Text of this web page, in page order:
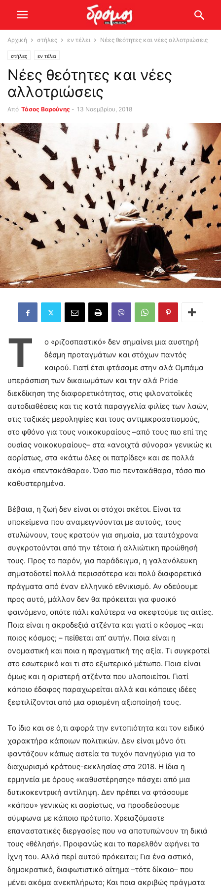
Αρχική στήλες εν τέλει Νέες θεότητες και νέες αλλοτριώσεις
στήλες εν τέλει
Νέες θεότητες και νέες
αλλοτριώσεις
Από Τάσος Βαρούνης - 13 Νοεμβρίου, 2018
Τ
ο «ριζοσπαστικό» δεν σημαίνει μια αυστηρή
δέσμη προταγμάτων και στόχων παντός
καιρού. Γιατί έτσι φτάσαμε στην αλά Ομπάμα
υπεράσπιση των δικαιωμάτων και την αλά Pride
διεκδίκηση της διαφορετικότητας, στις φιλονατοϊκές
αυτοδιαθέσεις και τις κατά παραγγελία φιλίες των λαών,
στις ταξικές μεροληψίες και τους αντιμικροαστισμούς,
στο φθόνο για τους νοικοκυραίους –από τους πιο επί της
ουσίας νοικοκυραίους– στα «ανοιχτά σύνορα» γενικώς κι
αορίστως, στα «κάτω όλες οι πατρίδες» και σε πολλά
ακόμα «πεντακάθαρα». Όσο πιο πεντακάθαρα, τόσο πιο
καθυστερημένα.
Βέβαια, η ζωή δεν είναι οι στόχοι σκέτοι. Είναι τα
υποκείμενα που αναμειγνύονται με αυτούς, τους
στυλώνουν, τους κρατούν για σημαία, μα ταυτόχρονα
συγκροτούνται από την τέτοια ή αλλιώτικη προώθησή
τους. Προς το παρόν, για παράδειγμα, η γαλανόλευκη
σηματοδοτεί πολλά περισσότερα και πολύ διαφορετικά
πράγματα από έναν ελληνικό εθνικισμό. Αν οδεύουμε
προς αυτό, μάλλον δεν θα πρόκειται για φυσικό
φαινόμενο, οπότε πάλι καλύτερα να σκεφτούμε τις αιτίες.
Ποια είναι η ακροδεξιά ατζέντα και γιατί ο κόσμος –και
ποιος κόσμος; – πείθεται απ’ αυτήν. Ποια είναι η
ονομαστική και ποια η πραγματική της αξία. Τι συγκροτεί
στο εσωτερικό και τι στο εξωτερικό μέτωπο. Ποια είναι
όμως και η αριστερή ατζέντα που υλοποιείται. Γιατί
κάποιο έδαφος παραχωρείται αλλά και κάποιες ιδέες
ξεφτιλίζονται από μια ορισμένη αξιοποίησή τους.
Το ίδιο και σε ό,τι αφορά την εντοπιότητα και τον ειδικό
χαρακτήρα κάποιων πολιτικών. Δεν είναι μόνο ότι
φαντάζουν κάπως αστεία τα τυχόν πανηγύρια για το
διαχωρισμό κράτους-εκκλησίας στα 2018. Η ίδια η
ερμηνεία με όρους «καθυστέρησης» πάσχει από μια
δυτικοκεντρική αντίληψη. Δεν πρέπει να φτάσουμε
«κάπου» γενικώς κι αορίστως, να προοδεύσουμε
σύμφωνα με κάποιο πρότυπο. Χρειαζόμαστε
επαναστατικές διεργασίες που να αποτυπώνουν τη δικιά
τους «θέλησή». Προφανώς και το παρελθόν αφήνει τα
ίχνη του. Αλλά περί αυτού πρόκειται; Για ένα αστικό,
δημοκρατικό, διαφωτιστικό αίτημα –τότε δίκαιο– που
μένει ακόμα ανεκπλήρωτο; Και ποια ακριβώς πράγματα